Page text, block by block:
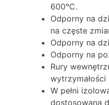
600°C.
Odporny na
na częste
Odporny na
Odporny na
Rury
wytrzymałości
W pełni
dostosowana